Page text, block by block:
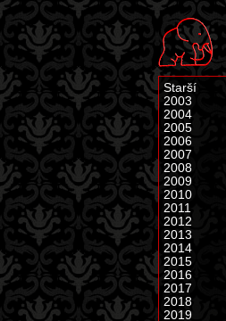
Starší
2003
2004
2005
2006
2007
2008
2009
2010
2011
2012
2013
2014
2015
2016
2017
2018
2019